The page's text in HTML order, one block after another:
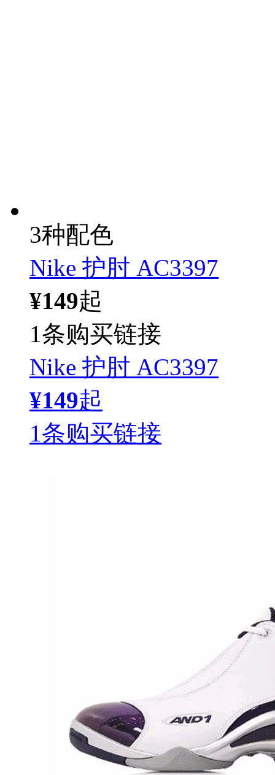
3种配色
Nike 护肘 AC3397
¥149起
1条购买链接
Nike 护肘 AC3397
¥149起
1条购买链接